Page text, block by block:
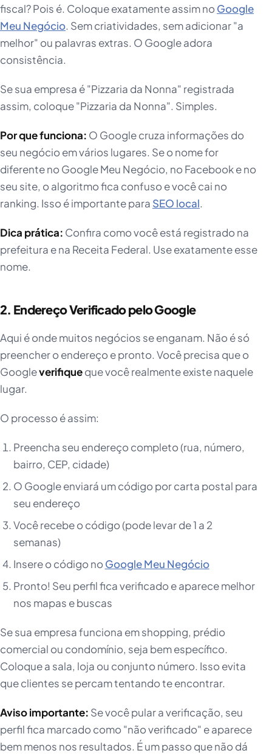
fiscal? Pois é. Coloque exatamente assim noGoogle
Meu Negócio. Sem criatividades, sem adicionar "a
melhor" ou palavras extras. O Google adora
consistência.
Se sua empresa é "Pizzaria da Nonna" registrada
assim, coloque "Pizzaria da Nonna". Simples.
Por que funciona: O Google cruza informações do
seu negócio em vários lugares. Se o nome for
diferente no Google Meu Negócio, no Facebook e no
seu site, o algoritmo fica confuso e você cai no
ranking. Isso é importante para SEO local.
Dica prática: Confira como você está registrado na
prefeitura e na Receita Federal. Use exatamente esse
nome.
2. Endereço Verificado pelo Google
Aqui é onde muitos negócios se enganam. Não é só
preencher o endereço e pronto. Você precisa que o
Googleverifiqueque você realmente existe naquele
lugar.
O processo é assim:
Preencha seu endereço completo (rua, número,
bairro, CEP, cidade)
O Google enviará um código por carta postal para
seu endereço
Você recebe o código (pode levar de 1 a 2
semanas)
Insere o código noGoogle Meu Negócio
Pronto! Seu perfil fica verificado e aparece melhor
nos mapas e buscas
Se sua empresa funciona em shopping, prédio
comercial ou condomínio, seja bem específico.
Coloque a sala, loja ou conjunto número. Isso evita
que clientes se percam tentando te encontrar.
Aviso importante: Se você pular a verificação, seu
perfil fica marcado como "não verificado" e aparece
bem menos nos resultados. É um passo que não dá